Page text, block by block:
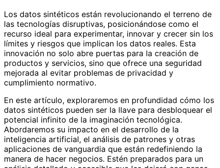
Los datos sintéticos están revolucionando el terreno de
las tecnologías disruptivas, posicionándose como el
recurso ideal para experimentar, innovar y crecer sin los
límites y riesgos que implican los datos reales. Esta
innovación no solo abre puertas para la creación de
productos y servicios, sino que ofrece una seguridad
mejorada al evitar problemas de privacidad y
cumplimiento normativo.
En este artículo, exploraremos en profundidad cómo los
datos sintéticos pueden ser la llave para desbloquear el
potencial infinito de la imaginación tecnológica.
Abordaremos su impacto en el desarrollo de la
inteligencia artificial, el análisis de patrones y otras
aplicaciones de vanguardia que están redefiniendo la
manera de hacer negocios. Estén preparados para un